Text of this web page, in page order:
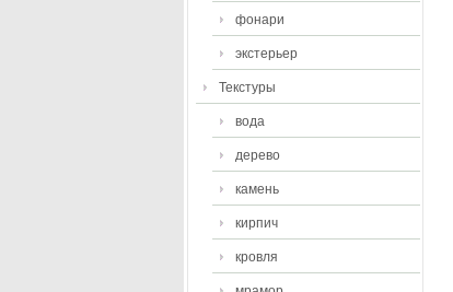
фонари
экстерьер
Текстуры
вода
дерево
камень
кирпич
кровля